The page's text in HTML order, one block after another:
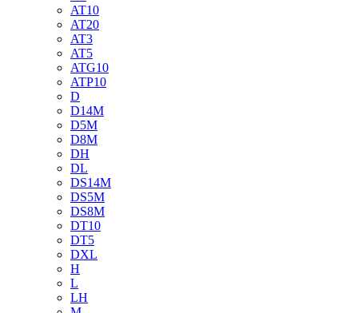
AT10
AT20
AT3
AT5
ATG10
ATP10
D
D14M
D5M
D8M
DH
DL
DS14M
DS5M
DS8M
DT10
DT5
DXL
H
L
LH